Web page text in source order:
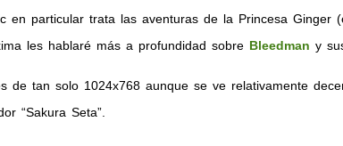
en particular trata las aventuras de la Princesa Ginger
les hablaré más a profundidad sobre Bleedman y
de tan solo 1024x768 aunque se ve relativamente
“Sakura Seta”.